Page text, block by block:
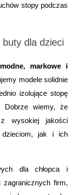
stopy podczas
dla dzieci
modne, markowe i
modele solidnie
izolujące stopę
Dobrze wiemy, że
wysokiej jakości
dzieciom, jak i ich
dla chłopca i
firm,